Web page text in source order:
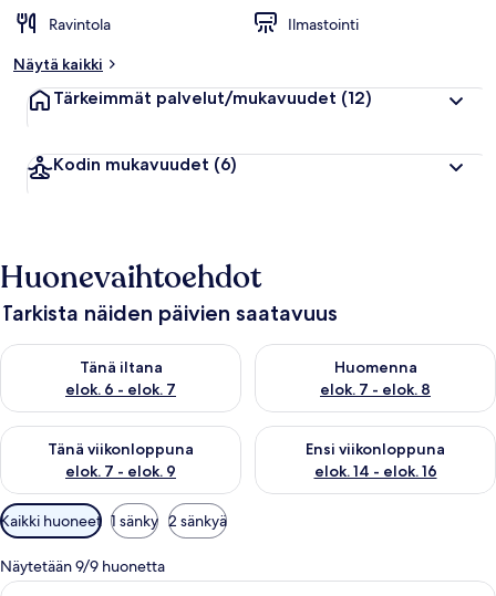
Ravintola
Ilmastointi
Näytä kaikki
Tärkeimmät palvelut/mukavuudet (12)
Kodin mukavuudet (6)
Huonevaihtoehdot
Tarkista näiden päivien saatavuus
Tänä iltana
elok. 6 - elok. 7
Tarkista tämän illan saatavuus elok. 6 - elok. 7
Huomenna
elok. 7 - elok. 8
Tarkista huomisen saatavuus
Tänä viikonloppuna
elok. 7 - elok. 9
Tarkista tämän viikonlopun saatavuus elok. 7 - elok. 9
Ensi viikonloppuna
elok. 14 - elok. 16
Tarkista ensi viikonlopun
Huoneille
saatavilla
olevia
suodattimia
Kaikki huoneet 1 sänky 2 sänkyä
Näytetään 9/9 huonetta